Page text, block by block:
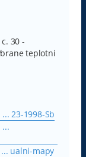
30 -
teplotni
23-1998-Sb
ualni-mapy